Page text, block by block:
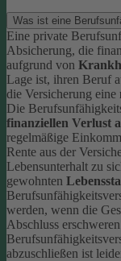
Was ist eine
Eine private
Absicherung, die
aufgrund von
Lage ist, ihren Beruf
die Versicherung eine
Die
finanziellen Verlust
regelmäßige
Rente aus der
Lebensunterhalt zu
gewohnten
werden, wenn die
Abschluss
abzuschließen ist